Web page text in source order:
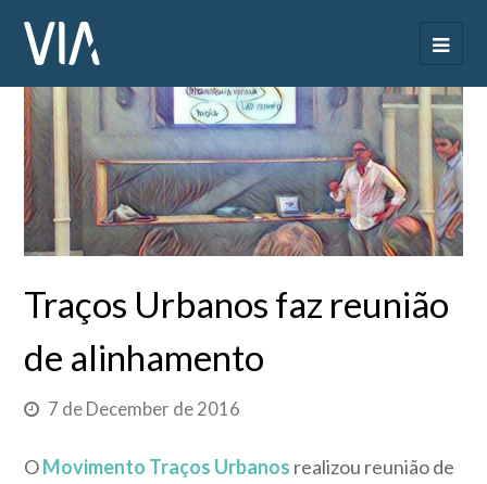
Traços Urbanos faz reunião
de alinhamento
7 de December de 2016
OMovimento Traços Urbanos realizou reunião de